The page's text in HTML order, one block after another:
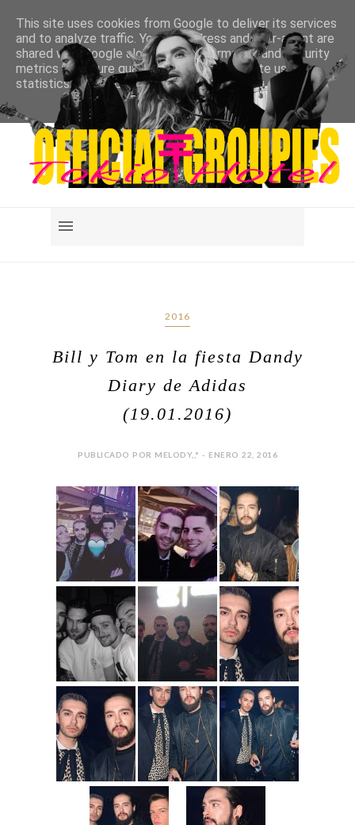
2016
Bill y Tom en la fiesta Dandy
Diary de Adidas
(19.01.2016)
PUBLICADO POR MELODY,,* - ENERO 22, 2016
This site uses cookies from Google to deliver its services
and to analyze traffic. Your IP address and user-agent are
shared with Google along with performance and security
metrics to ensure quality of service, generate usage
statistics, and to detect and address abuse.
LEARN MORE GOT IT